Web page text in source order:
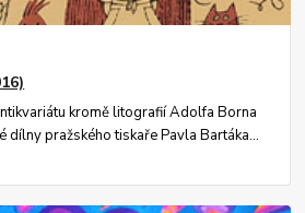
kromě litografií Adolfa Borna
dílny pražského tiskaře Pavla Bartáka...